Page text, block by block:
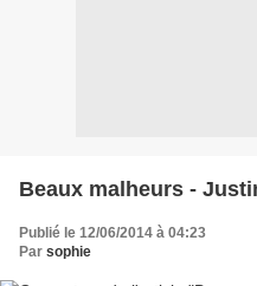
Beaux malheurs -
Publié le 12/06/2014 à 04:23
Par sophie